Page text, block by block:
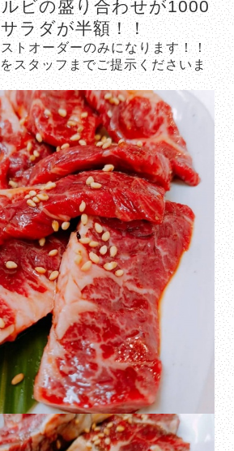
ビの盛り合わせが1000
ラダが半額！！
トオーダーのみになります！！
スタッフまでご提示くださいま